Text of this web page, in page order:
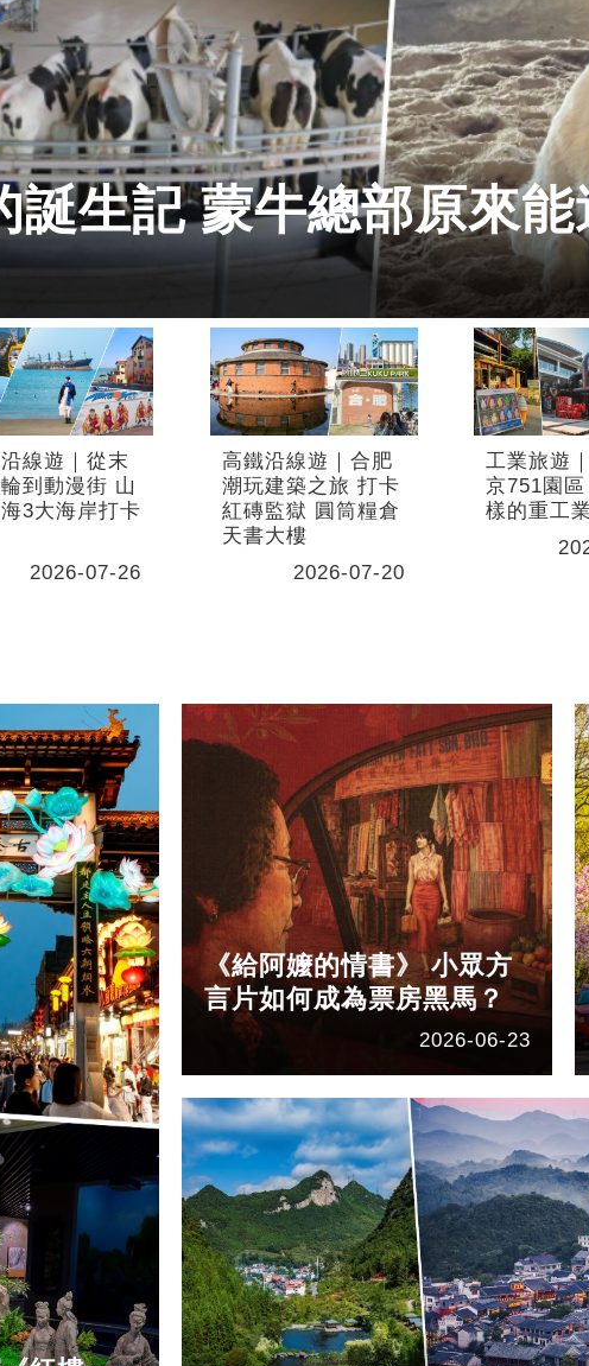
誕生記 蒙牛總部原來
線遊｜從末
到動漫街 山
3大海岸打卡
2026-07-26
高鐵沿線遊｜合肥
潮玩建築之旅 打卡
紅磚監獄 圓筒糧倉
天書大樓
2026-07-20
工業旅遊
京751園
樣的重工
《給阿嬤的情書》 小眾方
言片如何成為票房黑馬？
2026-06-23